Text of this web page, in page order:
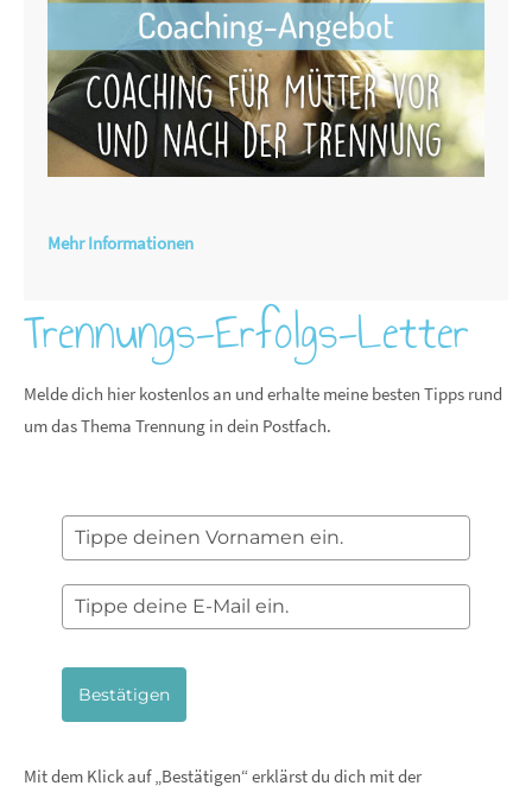
Mehr Informationen
Trennungs-Erfolgs-Letter
Melde dich hier kostenlos an und erhalte meine besten Tipps rund
um das Thema Trennung in dein Postfach.
Bestätigen
Mit dem Klick auf „Bestätigen“ erklärst du dich mit der